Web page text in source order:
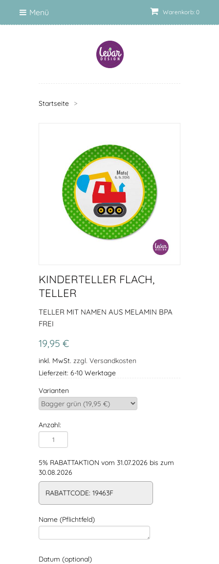
Warenkorb: 0
Menü
Startseite >
KINDERTELLER FLACH,
TELLER
TELLER MIT NAMEN AUS MELAMIN BPA
FREI
19,95 €
inkl. MwSt. zzgl. Versandkosten
Lieferzeit: 6-10 Werktage
Varianten
Anzahl:
5% RABATTAKTION vom 31.07.2026 bis zum
30.08.2026
RABATTCODE: 19463F
Name (Pflichtfeld)
Datum (optional)